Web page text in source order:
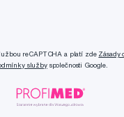
reCAPTCHA a platí zde Zásady
službyspolečnosti Google.